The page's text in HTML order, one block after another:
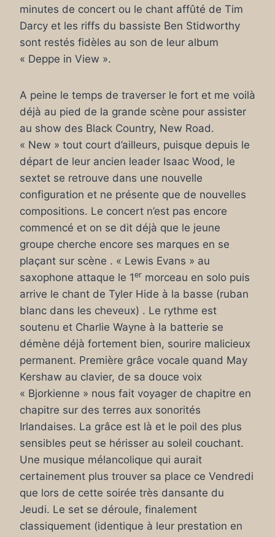
minutes de concert ou le chant affûté de Tim
Darcy et les riffs du bassiste Ben Stidworthy
sont restés fidèles au son de leur album
« Deppe in View ».
A peine le temps de traverser le fort et me voilà
déjà au pied de la grande scène pour assister
au show des Black Country, New Road.
« New » tout court d’ailleurs, puisque depuis le
départ de leur ancien leader Isaac Wood, le
sextet se retrouve dans une nouvelle
configuration et ne présente que de nouvelles
compositions. Le concert n’est pas encore
commencé et on se dit déjà que le jeune
groupe cherche encore ses marques en se
plaçant sur scène . « Lewis Evans » au
saxophone attaque le 1er morceau en solo puis
arrive le chant de Tyler Hide à la basse (ruban
blanc dans les cheveux) . Le rythme est
soutenu et Charlie Wayne à la batterie se
démène déjà fortement bien, sourire malicieux
permanent. Première grâce vocale quand May
Kershaw au clavier, de sa douce voix
« Bjorkienne » nous fait voyager de chapitre en
chapitre sur des terres aux sonorités
Irlandaises. La grâce est là et le poil des plus
sensibles peut se hérisser au soleil couchant.
Une musique mélancolique qui aurait
certainement plus trouver sa place ce Vendredi
que lors de cette soirée très dansante du
Jeudi. Le set se déroule, finalement
classiquement (identique à leur prestation en